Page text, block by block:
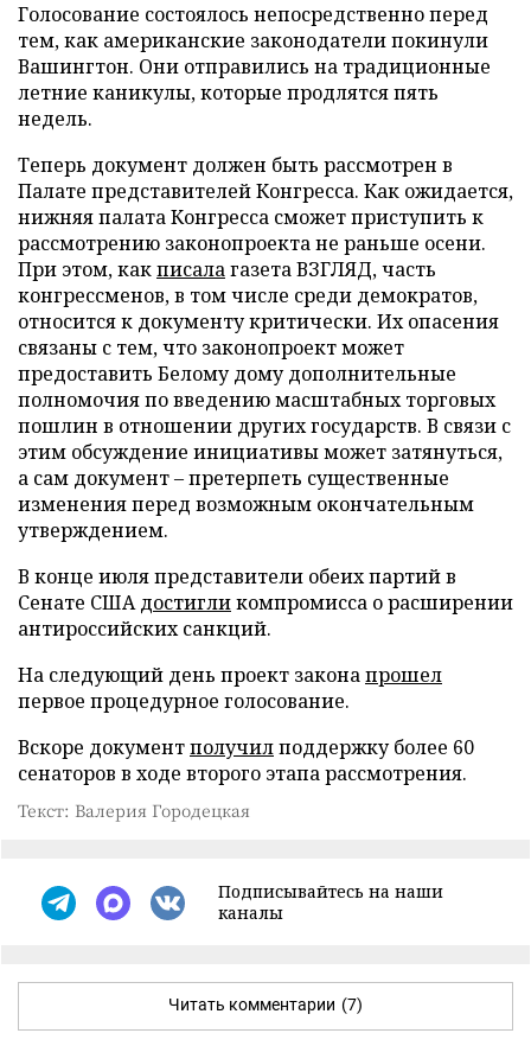
Голосование состоялось непосредственно перед
тем, как американские законодатели покинули
Вашингтон. Они отправились на традиционные
летние каникулы, которые продлятся пять
недель.
Теперь документ должен быть рассмотрен в
Палате представителей Конгресса. Как ожидается,
нижняя палата Конгресса сможет приступить к
рассмотрению законопроекта не раньше осени.
При этом, какписалагазета ВЗГЛЯД, часть
конгрессменов, в том числе среди демократов,
относится к документу критически. Их опасения
связаны с тем, что законопроект может
предоставить Белому дому дополнительные
полномочия по введению масштабных торговых
пошлин в отношении других государств. В связи с
этим обсуждение инициативы может затянуться,
а сам документ – претерпеть существенные
изменения перед возможным окончательным
утверждением.
В конце июля представители обеих партий в
Сенате СШАдостигликомпромисса о расширении
антироссийских санкций.
На следующий день проект законапрошел
первое процедурное голосование.
Вскоре документполучилподдержку более 60
сенаторов в ходе второго этапа рассмотрения.
Текст: Валерия Городецкая
Подписывайтесь на наши
каналы
Читать комментарии (7)